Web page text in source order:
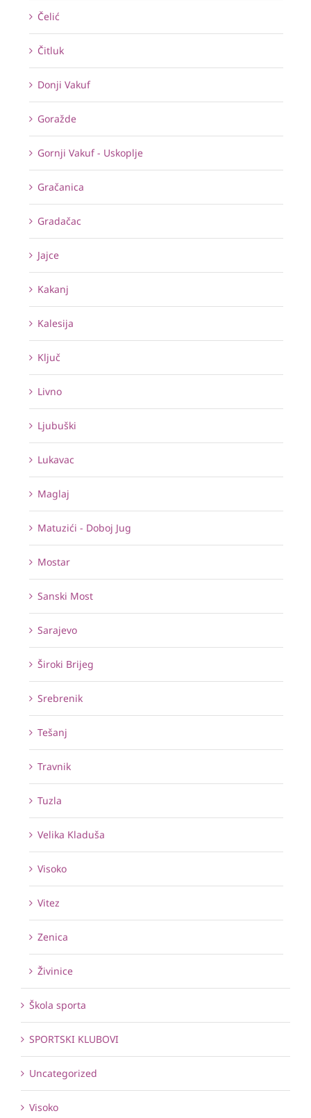
Čelić
Čitluk
Donji Vakuf
Goražde
Gornji Vakuf - Uskoplje
Gračanica
Gradačac
Jajce
Kakanj
Kalesija
Ključ
Livno
Ljubuški
Lukavac
Maglaj
Matuzići - Doboj Jug
Mostar
Sanski Most
Sarajevo
Široki Brijeg
Srebrenik
Tešanj
Travnik
Tuzla
Velika Kladuša
Visoko
Vitez
Zenica
Živinice
Škola sporta
SPORTSKI KLUBOVI
Uncategorized
Visoko